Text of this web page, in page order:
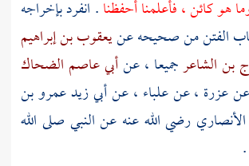
هو كائن ، فأعلمنا أحفظنا. انفرد بإخراجه
الفتن من صحيحه عنيعقوب بن إبراهيم
بن الشاعرجميعا ، عنأبي عاصم الضحاك
عزرة ، عنعلباء ، عنأبي زيد عمرو بن
رضي الله عنه عن النبي صلى الله
.